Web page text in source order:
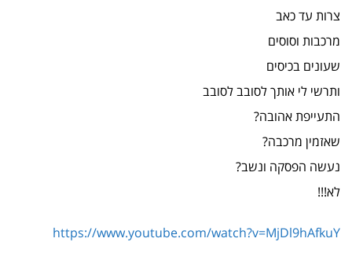
צרות עד כאב
מרכבות וסוסים
שעונים בכיסים
ותרשי לי אותך לסובב לסובב
התעייפת אהובה?
שאזמין מרכבה?
נעשה הפסקה ונשב?
לא!!!
https://www.youtube.com/watch?v=MjDl9hAfkuY